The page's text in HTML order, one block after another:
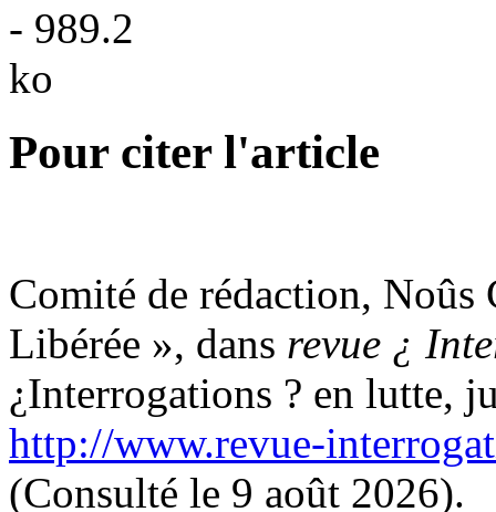
Pour citer l'article
Comité de rédaction,
Libérée », dans revue ¿
¿Interrogations ? en lutte,
http://www.revue-
(Consulté le 9 août 2026).